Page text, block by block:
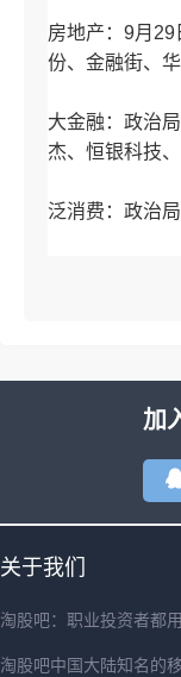
房地产：9月
份、金融街、
大金融：政治
杰、恒银科技
泛消费：政治
加
关于我们
淘股吧：职业投资者都
淘股吧中国大陆知名的